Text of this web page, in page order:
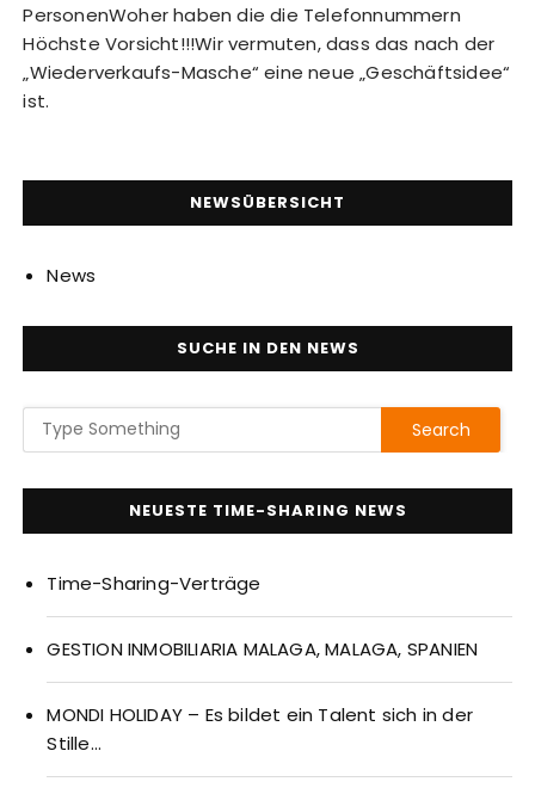
PersonenWoher haben die die Telefonnummern
Höchste Vorsicht!!!Wir vermuten, dass das nach der
„Wiederverkaufs-Masche“ eine neue „Geschäftsidee“
ist.
NEWSÜBERSICHT
News
SUCHE IN DEN NEWS
NEUESTE TIME-SHARING NEWS
Time-Sharing-Verträge
GESTION INMOBILIARIA MALAGA, MALAGA, SPANIEN
MONDI HOLIDAY – Es bildet ein Talent sich in der
Stille…